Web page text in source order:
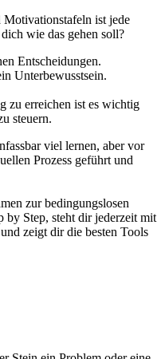
Motivationstafeln ist jede
wie das gehen soll?
Entscheidungen.
Unterbewusstsein.
zu erreichen ist es wichtig
steuern.
viel lernen, aber vor
Prozess geführt und
zur bedingungslosen
by Step, steht dir jederzeit mit
zeigt dir die besten Tools